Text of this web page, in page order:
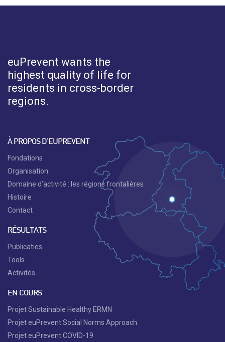
euPrevent wants the
highest quality of life for
residents in cross-border
regions.
À PROPOS D’EUPREVENT
Fondations
Organisation
Domaine d’activité : les régions frontalières
Histoire
Contact
RÉSULTATS
Publicaties
Tools
Activités
EN COURS
Projet Sustainable Healthy ERMN
Projet euPrevent Social Norms Approach
Projet euPrevent COVID-19